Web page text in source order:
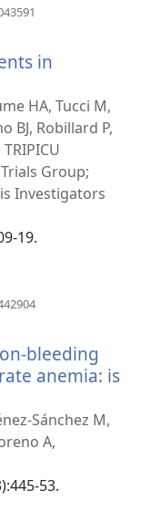
in
HA, Tucci M,
BJ, Robillard P,
Group;
Investigators
19.
bleeding
anemia: is
Sánchez M,
A,
53.